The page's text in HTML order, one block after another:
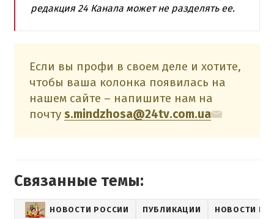
редакция 24 Канала может не разделять ее.
Если вы профи в своем деле и хотите,
чтобы ваша колонка появилась на
нашем сайте – напишите нам на
почту s.mindzhosa@24tv.com.ua
Связанные темы:
НОВОСТИ РОССИИ ПУБЛИКАЦИИ НОВОСТИ